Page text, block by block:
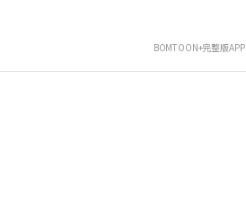
BOMTOON+完整版APP